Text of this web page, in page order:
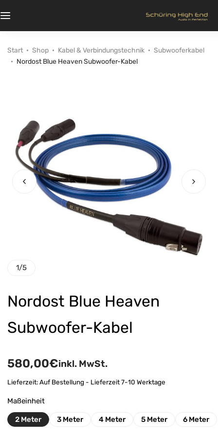
Start Shop Kabel & Verbindungstechnik
Subwooferkabel
Nordost Blue Heaven Subwoofer-Kabel
1/5
Nordost Blue Heaven
Subwoofer-Kabel
580,00€inkl. MwSt.
Lieferzeit:Auf Bestellung - Lieferzeit 7-10 Werktage
Maßeinheit
2 Meter 3 Meter 4 Meter 5 Meter 6 Meter